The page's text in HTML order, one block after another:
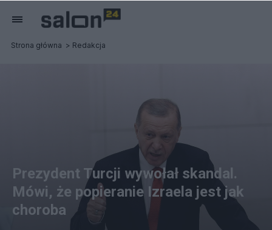
Strona główna Redakcja
Prezydent Turcji wywołał skandal.
Mówi, że popieranie Izraela jest jak
choroba